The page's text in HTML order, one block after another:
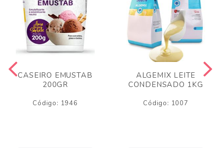
CASEIRO EMUSTAB
200GR
Código: 1946
ALGEMIX LEITE
CONDENSADO 1KG
Código: 1007